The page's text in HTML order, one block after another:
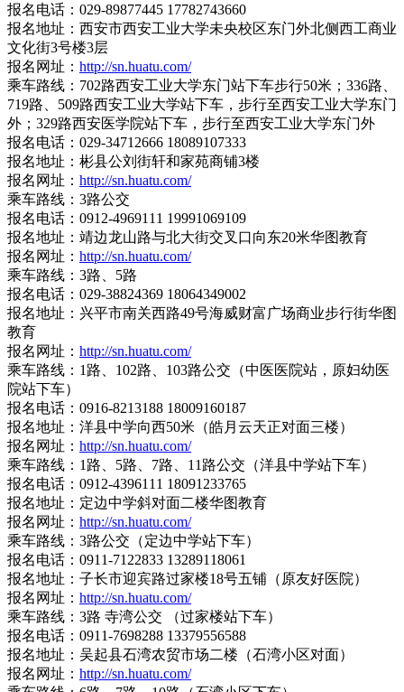
报名电话：029-89877445 17782743660
报名地址：西安市西安工业大学未央校区东门外北侧西工商业
文化街3号楼3层
报名网址： http://sn.huatu.com/
乘车路线：702路西安工业大学东门站下车步行50米；336路、
719路、509路西安工业大学站下车，步行至西安工业大学东门
外；329路西安医学院站下车，步行至西安工业大学东门外
报名电话：029-34712666 18089107333
报名地址：彬县公刘街轩和家苑商铺3楼
报名网址： http://sn.huatu.com/
乘车路线：3路公交
报名电话：0912-4969111 19991069109
报名地址：靖边龙山路与北大街交叉口向东20米华图教育
报名网址： http://sn.huatu.com/
乘车路线：3路、5路
报名电话：029-38824369 18064349002
报名地址：兴平市南关西路49号海威财富广场商业步行街华图
教育
报名网址： http://sn.huatu.com/
乘车路线：1路、102路、103路公交（中医医院站，原妇幼医
院站下车）
报名电话：0916-8213188 18009160187
报名地址：洋县中学向西50米（皓月云天正对面三楼）
报名网址： http://sn.huatu.com/
乘车路线：1路、5路、7路、11路公交（洋县中学站下车）
报名电话：0912-4396111 18091233765
报名地址：定边中学斜对面二楼华图教育
报名网址： http://sn.huatu.com/
乘车路线：3路公交（定边中学站下车）
报名电话：0911-7122833 13289118061
报名地址：子长市迎宾路过家楼18号五铺（原友好医院）
报名网址： http://sn.huatu.com/
乘车路线：3路 寺湾公交 （过家楼站下车）
报名电话：0911-7698288 13379556588
报名地址：吴起县石湾农贸市场二楼（石湾小区对面）
报名网址： http://sn.huatu.com/